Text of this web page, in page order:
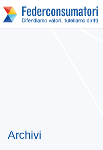
Archivi